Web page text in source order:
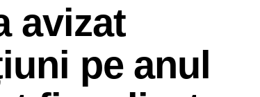
avizat
pe anul